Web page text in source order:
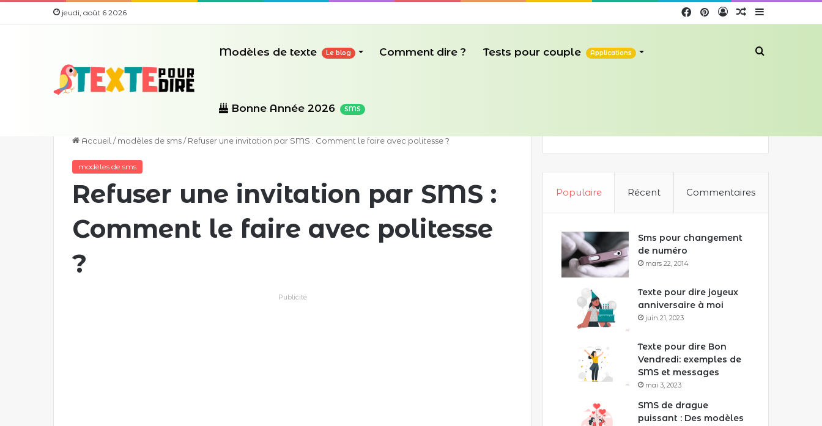
jeudi, août 6 2026
Sidebar
latérale)
Article
Connexion
Pinterest
Facebook
Modèles de texte Le blog Comment dire ? Tests pour couple Applications
Bonne Année 2026 SMS
Rechercher
Accueil / modèles de sms/ Refuser une invitation par SMS : Comment le faire avec politesse ?
modèles de sms
Refuser une invitation par SMS :
Comment le faire avec politesse
?
Publicité
Populaire Récent Commentaires
Sms pour changement
de numéro
mars 22, 2014
Texte pour dire joyeux
anniversaire à moi
juin 21, 2023
Texte pour dire Bon
Vendredi: exemples de
SMS et messages
mai 3, 2023
SMS de drague
puissant : Des modèles